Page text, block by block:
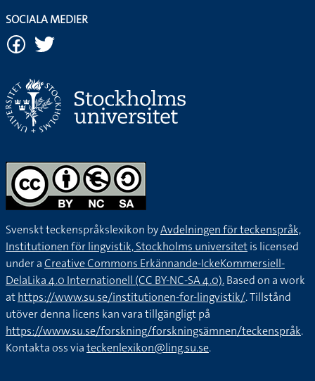
SOCIALA MEDIER
Svenskt teckenspråkslexikon byAvdelningen för teckenspråk,
Institutionen för lingvistik, Stockholms universitetis licensed
under aCreative Commons Erkännande-IckeKommersiell-
DelaLika 4.0 Internationell (CC BY-NC-SA 4.0).Based on a work
athttps://www.su.se/institutionen-for-lingvistik/. Tillstånd
utöver denna licens kan vara tillgängligt på
https://www.su.se/forskning/forskningsämnen/teckenspråk.
Kontakta oss viateckenlexikon@ling.su.se.